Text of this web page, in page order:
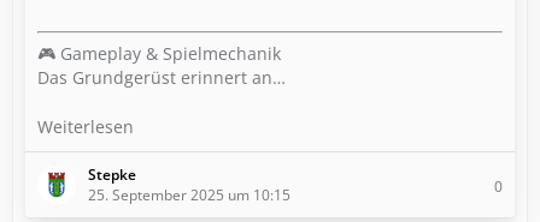
🎮 Gameplay & Spielmechanik
Das Grundgerüst erinnert an…
Weiterlesen
Stepke
25. September 2025 um 10:15
0